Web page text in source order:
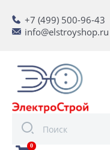
+7 (499) 500-96-43
info@elstroyshop.ru
0